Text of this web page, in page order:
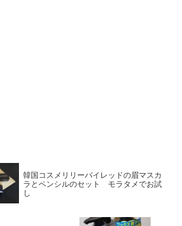
韓国コスメリリーバイレッドの眉マスカ
ラとペンシルのセット モラタメでお試
し